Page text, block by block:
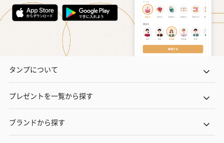
タンプについて
プレゼントを一覧から探す
ブランドから探す